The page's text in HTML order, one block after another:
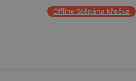
Offline Štěpána Křečka